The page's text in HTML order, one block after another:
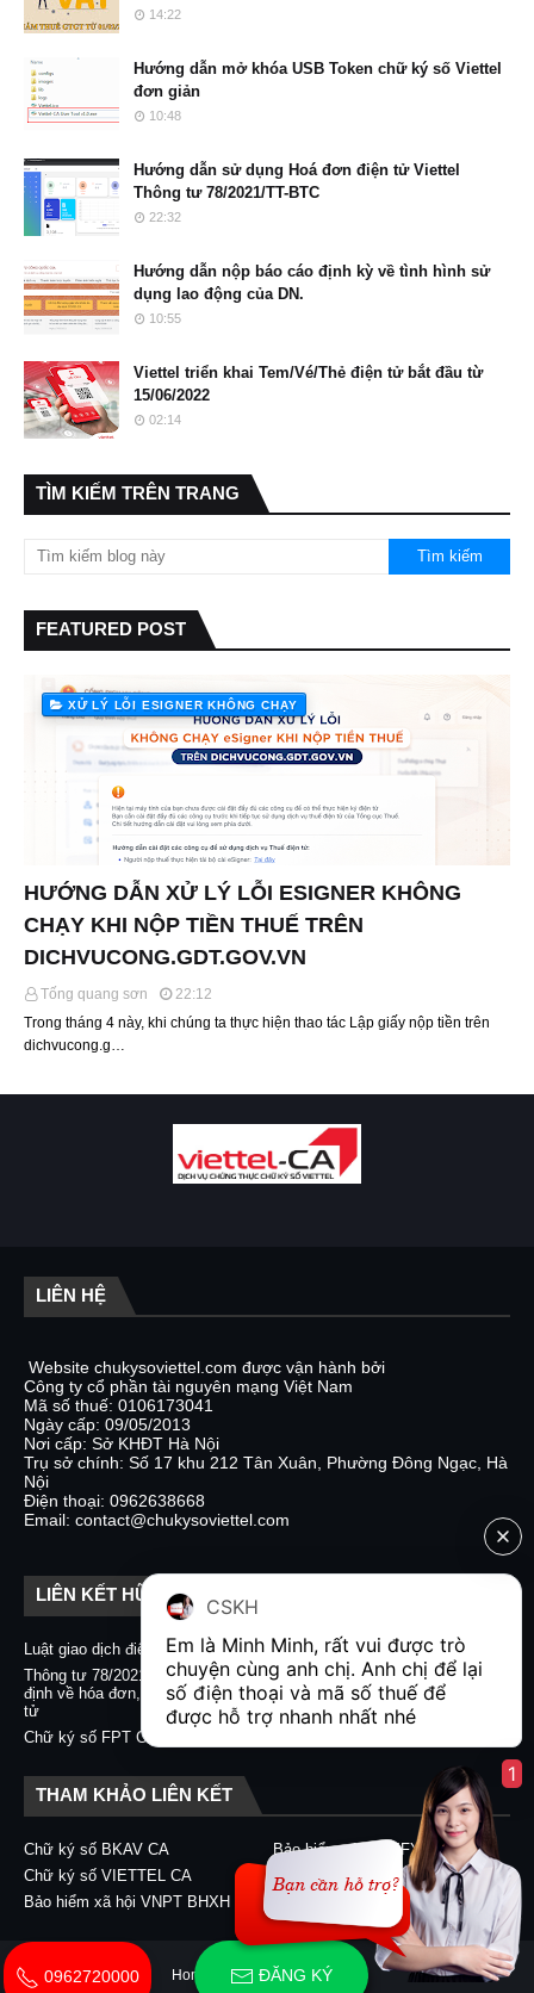
14:22
Hướng dẫn mở khóa USB Token chữ ký số Viettel
đơn giản
10:48
Hướng dẫn sử dụng Hoá đơn điện tử Viettel
Thông tư 78/2021/TT-BTC
22:32
Hướng dẫn nộp báo cáo định kỳ về tình hình sử
dụng lao động của DN.
10:55
Viettel triển khai Tem/Vé/Thẻ điện tử bắt đầu từ
15/06/2022
02:14
TÌM KIẾM TRÊN TRANG
FEATURED POST
XỬ LÝ LỖI ESIGNER KHÔNG CHẠY
HƯỚNG DẪN XỬ LÝ LỖI ESIGNER KHÔNG
CHẠY KHI NỘP TIỀN THUẾ TRÊN
DICHVUCONG.GDT.GOV.VN
Tống quang sơn
22:12
Trong tháng 4 này, khi chúng ta thực hiện thao tác Lập giấy nộp tiền trên
dichvucong.g…
LIÊN HỆ
Website chukysoviettel.com được vận hành bởi
Công ty cổ phần tài nguyên mạng Việt Nam
Mã số thuế: 0106173041
Ngày cấp: 09/05/2013
Nơi cấp: Sở KHĐT Hà Nội
Trụ sở chính: Số 17 khu 212 Tân Xuân, Phường Đông Ngạc, Hà
Nội
Điện thoại: 0962638668
Email: contact@chukysoviettel.com
LIÊN KẾT HỮU ÍCH
Luật giao dịch điện tử
Nghị định 130/2018/NĐ-CP
Thông tư 78/2021/TT-BTC quy
định về hóa đơn, chứng từ điện
tử
Chữ ký số CA2 - Nacencomm
Chữ ký số VNPT CA
Chữ ký số BKAV CA
Chữ ký số FPT CA
THAM KHẢO LIÊN KẾT
Chữ ký số BKAV CA
Bảo hiểm xã hội EFY-eBHXH
Chữ ký số VIETTEL CA
Chữ ký số CA2 - Nacencomm
Bảo hiểm xã hội VNPT BHXH
Chữ ký số VNPT CA
Home About Contact Us
0962720000 ĐĂNG KÝ
CSKH
Em là Minh Minh, rất vui được trò
chuyện cùng anh chị. Anh chị để lại
số điện thoại và mã số thuế để
được hỗ trợ nhanh nhất nhé
1